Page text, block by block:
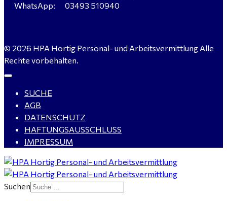
Rohrleitungsbau - Tagschicht - Leuna ab 20 €
Kalkulator (m/w/d) mit technischen Erfahrungen
gesucht für Halle (Saale) - ab 4.000 €
25
WhatsApp:
03493 510940
© 2026 HPA Hortig Personal- und Arbeitsvermittlung Alle
Rechte vorbehalten.
SUCHE
AGB
DATENSCHUTZ
HAFTUNGSAUSSCHLUSS
IMPRESSUM
Suchen